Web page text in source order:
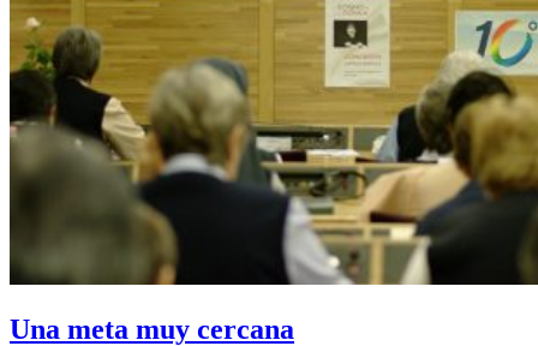
Una meta muy cercana